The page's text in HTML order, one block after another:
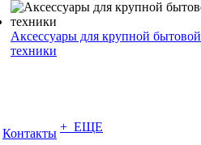
Аксессуары для крупной бытовой
техники
Контакты + ЕЩЕ